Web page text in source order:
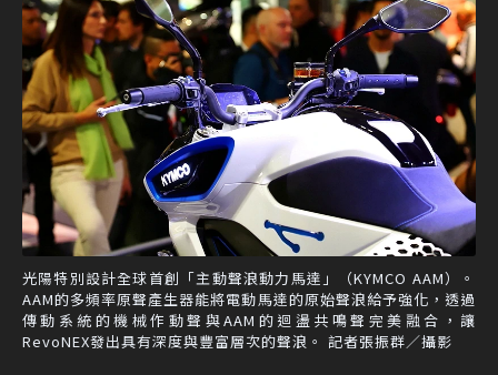
光陽特別設計全球首創「主動聲浪動力馬達」（KYMCO AAM）。
AAM的多頻率原聲產生器能將電動馬達的原始聲浪給予強化，透過
傳動系統的機械作動聲與AAM的迴盪共鳴聲完美融合，讓
RevoNEX發出具有深度與豐富層次的聲浪。 記者張振群／攝影